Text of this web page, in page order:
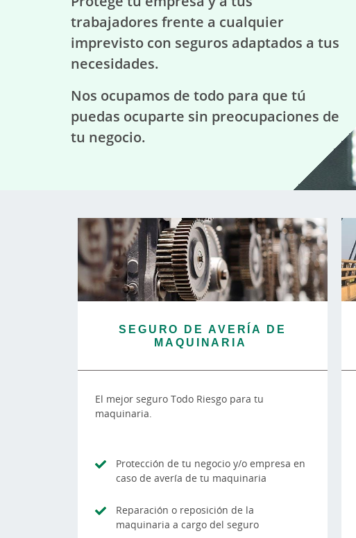
trabajadores frente a cualquier
imprevisto con seguros adaptados a tus
necesidades.
Nos ocupamos de todo para que tú
puedas ocuparte sin preocupaciones de
tu negocio.
SEGURO DE AVERÍA DE
MAQUINARIA
El mejor seguro Todo Riesgo para tu
maquinaria.
Protección de tu negocio y/o empresa en
caso de avería de tu maquinaria
Reparación o reposición de la
maquinaria a cargo del seguro